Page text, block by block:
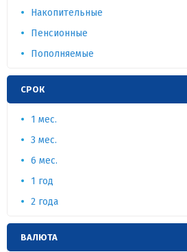
Накопительные
Пенсионные
Пополняемые
СРОК
1 мес.
3 мес.
6 мес.
1 год
2 года
ВАЛЮТА